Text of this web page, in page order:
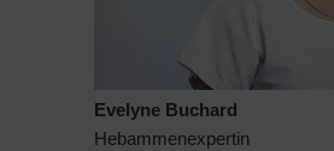
Evelyne Buchard
Hebammenexpertin